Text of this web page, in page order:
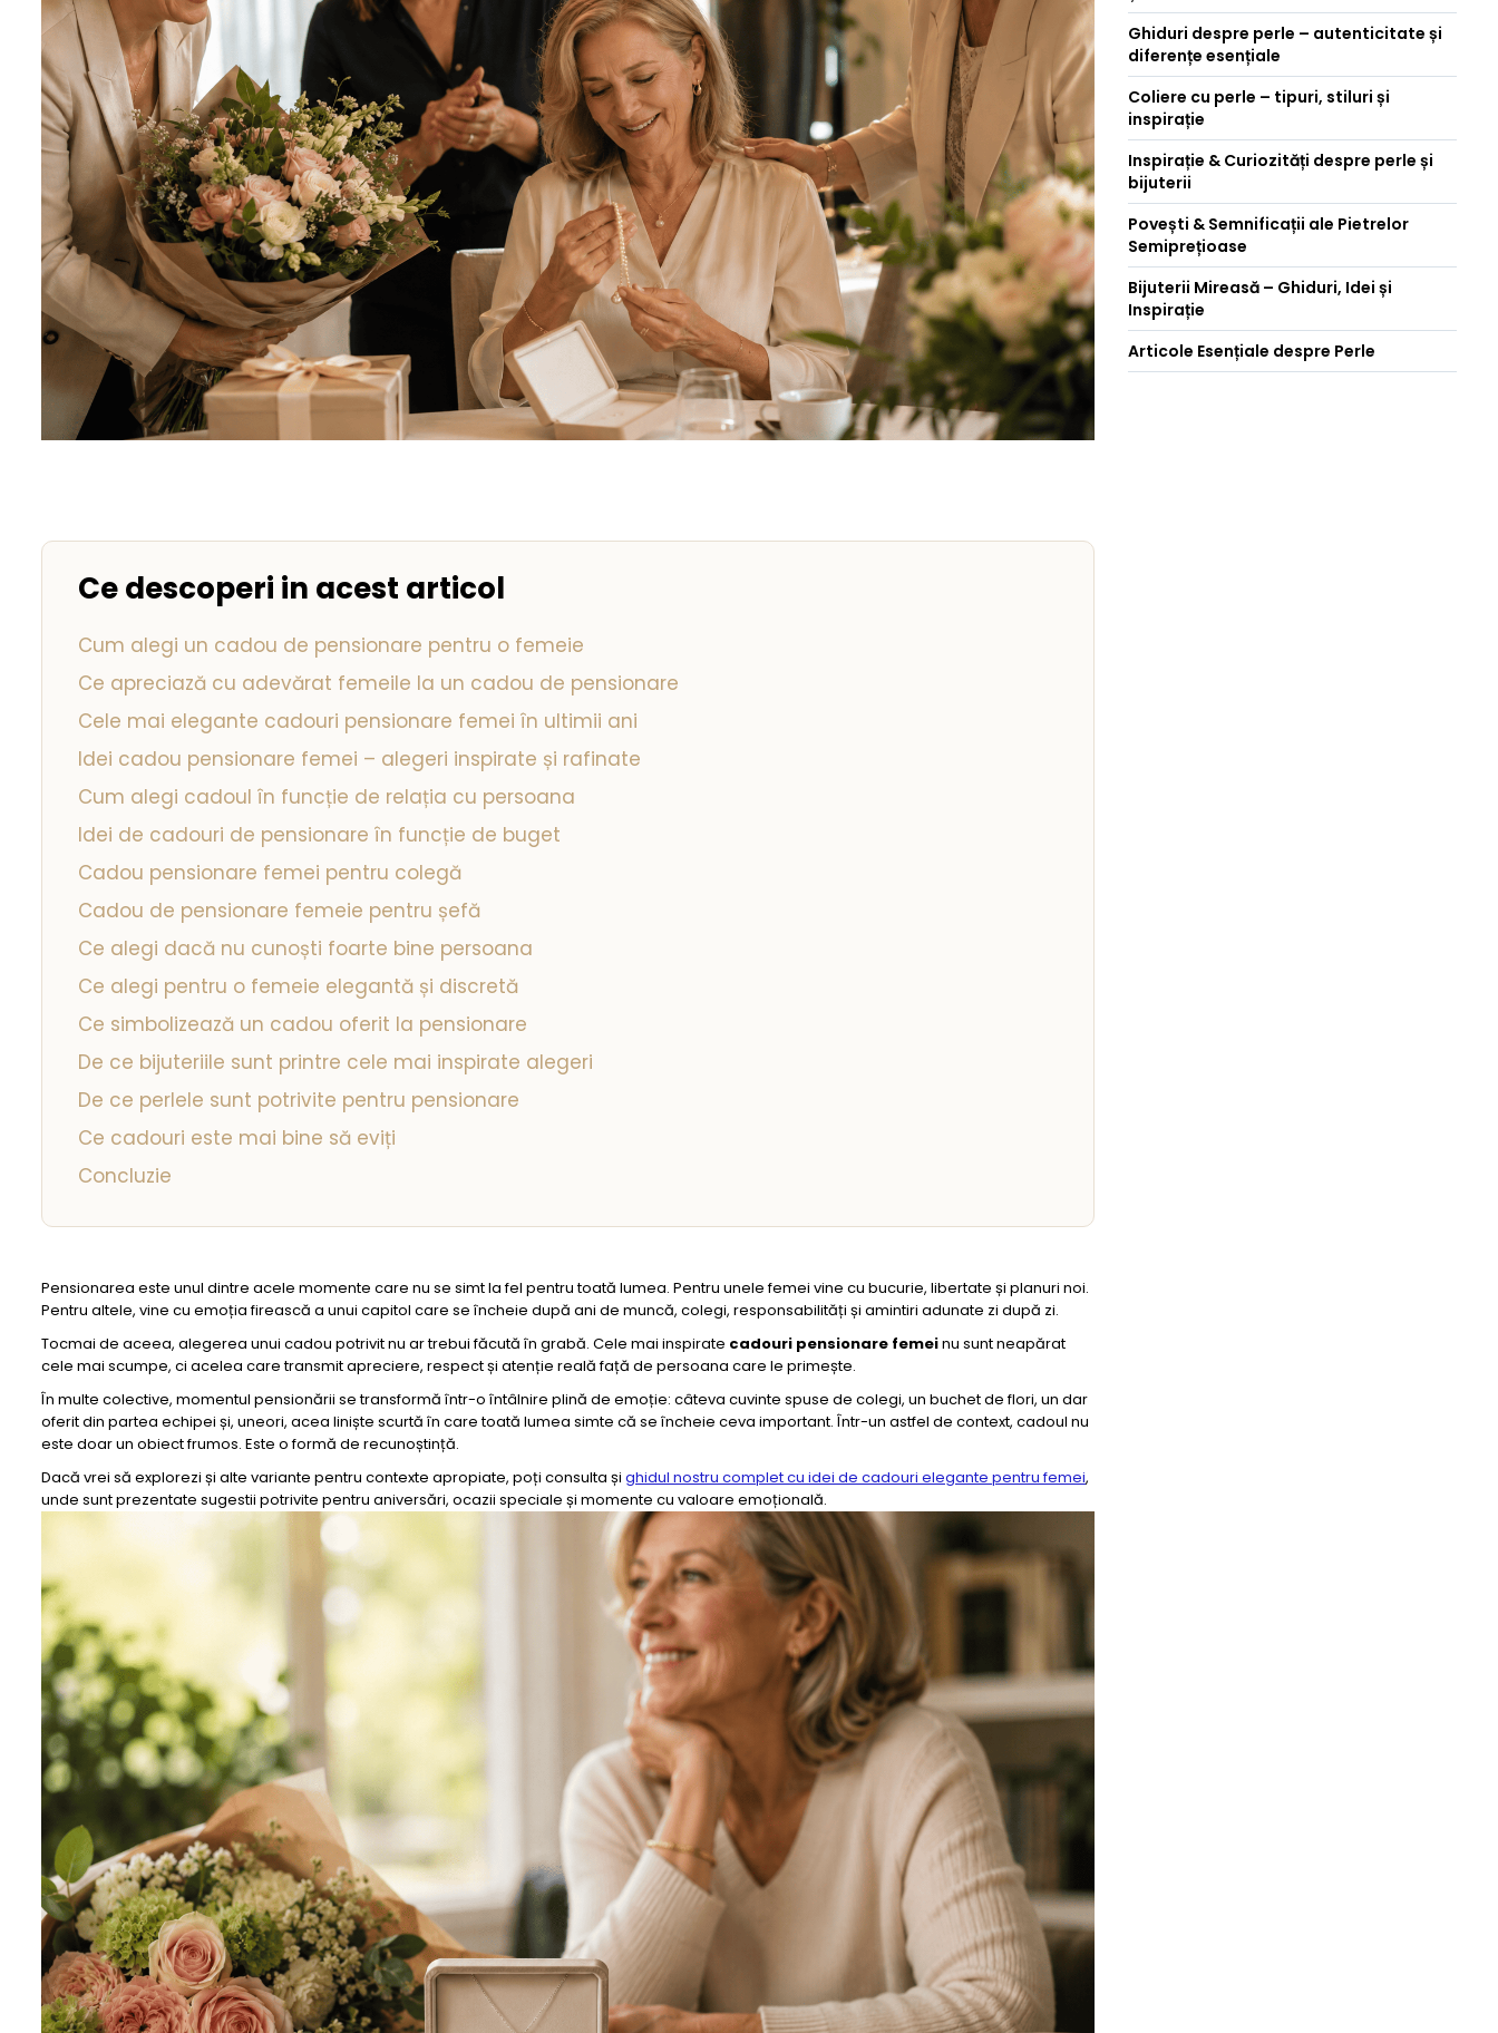
Seturi Perle cu Argint
Brățări cu Perle
Pandantive cu Perle
Brose cu Perle
Ce descoperi in acest articol
Cum alegi un cadou de pensionare pentru o femeie
Ce apreciază cu adevărat femeile la un cadou de pensionare
Cele mai elegante cadouri pensionare femei în ultimii ani
Idei cadou pensionare femei – alegeri inspirate și rafinate
Cum alegi cadoul în funcție de relația cu persoana
Idei de cadouri de pensionare în funcție de buget
Cadou pensionare femei pentru colegă
Cadou de pensionare femeie pentru șefă
Ce alegi dacă nu cunoști foarte bine persoana
Ce alegi pentru o femeie elegantă și discretă
Ce simbolizează un cadou oferit la pensionare
De ce bijuteriile sunt printre cele mai inspirate alegeri
De ce perlele sunt potrivite pentru pensionare
Ce cadouri este mai bine să eviți
Concluzie
Pensionarea este unul dintre acele momente care nu se simt la fel pentru toată lumea. Pentru unele femei vine cu bucurie, libertate și planuri noi.
Pentru altele, vine cu emoția firească a unui capitol care se încheie după ani de muncă, colegi, responsabilități și amintiri adunate zi după zi.
Tocmai de aceea, alegerea unui cadou potrivit nu ar trebui făcută în grabă. Cele mai inspirate cadouri pensionare femeinu sunt neapărat
cele mai scumpe, ci acelea care transmit apreciere, respect și atenție reală față de persoana care le primește.
În multe colective, momentul pensionării se transformă într-o întâlnire plină de emoție: câteva cuvinte spuse de colegi, un buchet de flori, un dar
oferit din partea echipei și, uneori, acea liniște scurtă în care toată lumea simte că se încheie ceva important. Într-un astfel de context, cadoul nu
este doar un obiect frumos. Este o formă de recunoștință.
Dacă vrei să explorezi și alte variante pentru contexte apropiate, poți consulta și ghidul nostru complet cu idei de cadouri elegante pentru femei,
unde sunt prezentate sugestii potrivite pentru aniversări, ocazii speciale și momente cu valoare emoțională.
Ghiduri despre perle – autenticitate și
diferențe esențiale
Coliere cu perle – tipuri, stiluri și
inspirație
Inspirație & Curiozități despre perle și
bijuterii
Povești & Semnificații ale Pietrelor
Semiprețioase
Bijuterii Mireasă – Ghiduri, Idei și
Inspirație
Articole Esențiale despre Perle